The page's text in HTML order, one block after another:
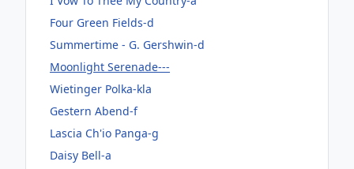
Four Green Fields-d
Summertime - G. Gershwin-d
Moonlight Serenade---
Wietinger Polka-kla
Gestern Abend-f
Lascia Ch'io Panga-g
Daisy Bell-a